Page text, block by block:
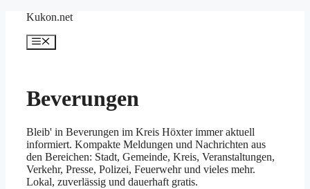
springen
Kukon.net
Menü
Beverungen
Bleib' in Beverungen im Kreis Höxter immer aktuell
informiert. Kompakte Meldungen und Nachrichten aus
den Bereichen: Stadt, Gemeinde, Kreis, Veranstaltungen,
Verkehr, Presse, Polizei, Feuerwehr und vieles mehr.
Lokal, zuverlässig und dauerhaft gratis.